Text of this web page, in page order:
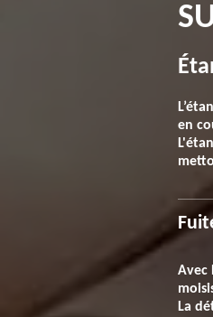
en
Avec
La